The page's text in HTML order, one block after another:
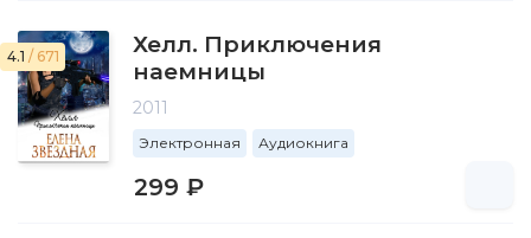
4.1 / 671
Хелл. Приключения
наемницы
2011
Электронная Аудиокнига
299 ₽